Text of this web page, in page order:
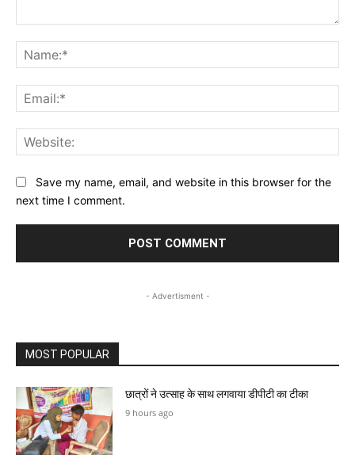
Save my name, email, and website in this browser for the
next time I comment.
- Advertisment -
MOST POPULAR
छात्रों ने उत्साह के साथ लगवाया डीपीटी का टीका
9 hours ago